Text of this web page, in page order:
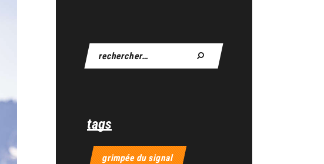
tags
grimpée du signal